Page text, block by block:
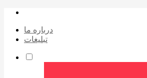
درباره ما
تبلیغات